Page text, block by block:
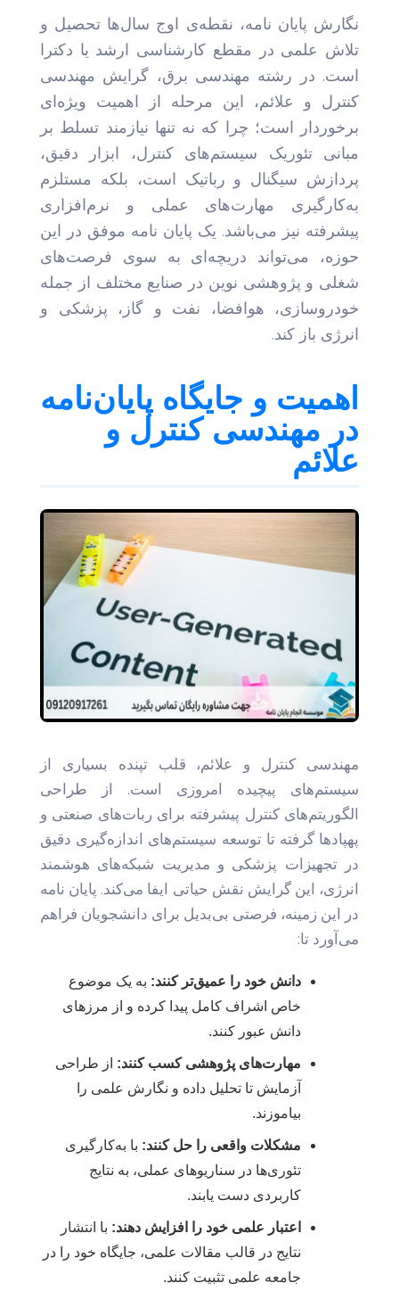
نگارش پایان نامه، نقطه‌ی اوج سال‌ها تحصیل و
تلاش علمی در مقطع کارشناسی ارشد یا دکترا
است. در رشته مهندسی برق، گرایش مهندسی
کنترل و علائم، این مرحله از اهمیت ویژه‌ای
برخوردار است؛ چرا که نه تنها نیازمند تسلط بر
مبانی تئوریک سیستم‌های کنترل، ابزار دقیق،
پردازش سیگنال و رباتیک است، بلکه مستلزم
به‌کارگیری مهارت‌های عملی و نرم‌افزاری
پیشرفته نیز می‌باشد. یک پایان نامه موفق در این
حوزه، می‌تواند دریچه‌ای به سوی فرصت‌های
شغلی و پژوهشی نوین در صنایع مختلف از جمله
خودروسازی، هوافضا، نفت و گاز، پزشکی و
انرژی باز کند.
اهمیت و جایگاه پایان‌نامه
در مهندسی کنترل و
علائم
مهندسی کنترل و علائم، قلب تپنده بسیاری از
سیستم‌های پیچیده امروزی است. از طراحی
الگوریتم‌های کنترل پیشرفته برای ربات‌های صنعتی و
پهپادها گرفته تا توسعه سیستم‌های اندازه‌گیری دقیق
در تجهیزات پزشکی و مدیریت شبکه‌های هوشمند
انرژی، این گرایش نقش حیاتی ایفا می‌کند. پایان نامه
در این زمینه، فرصتی بی‌بدیل برای دانشجویان فراهم
می‌آورد تا:
دانش خود را عمیق‌تر کنند: به یک موضوع
خاص اشراف کامل پیدا کرده و از مرزهای
دانش عبور کنند.
مهارت‌های پژوهشی کسب کنند: از طراحی
آزمایش تا تحلیل داده و نگارش علمی را
بیاموزند.
مشکلات واقعی را حل کنند: با به‌کارگیری
تئوری‌ها در سناریوهای عملی، به نتایج
کاربردی دست یابند.
اعتبار علمی خود را افزایش دهند: با انتشار
نتایج در قالب مقالات علمی، جایگاه خود را در
جامعه علمی تثبیت کنند.